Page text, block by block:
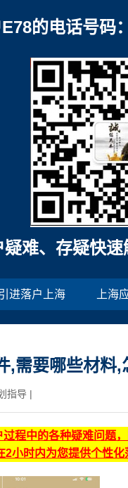
的电话号码
难、存疑快
进落户上海 上海
,需要哪些材料,
指导 |
过程中的各种疑难问题
2小时内为您提供个性